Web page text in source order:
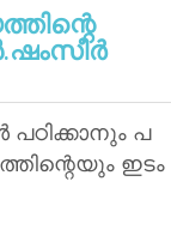
പ
ഇടം